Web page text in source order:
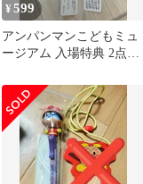
¥599
アンパンマンこどもミュ
ージアム 入場特典 2点セ